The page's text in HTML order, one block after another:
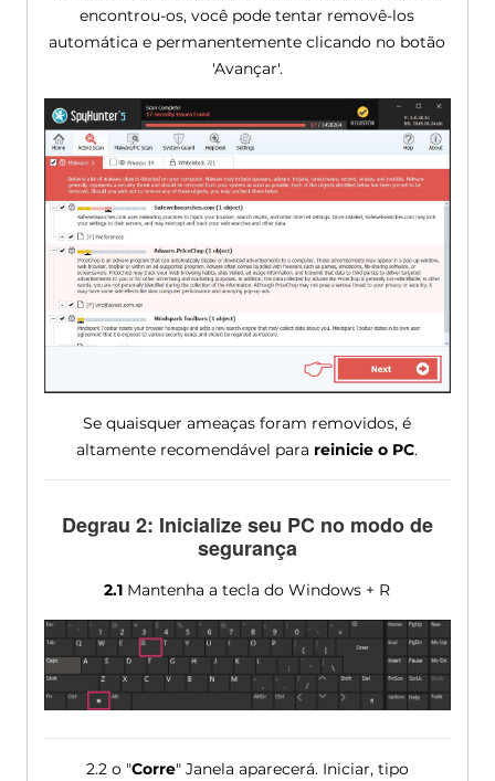
encontrou-os, você pode tentar removê-los
automática e permanentemente clicando no botão
'Avançar'.
Se quaisquer ameaças foram removidos, é
altamente recomendável para reinicie o PC.
Degrau 2: Inicialize seu PC no modo de
segurança
2.1 Mantenha a tecla do Windows + R
2.2 o "Corre" Janela aparecerá. Iniciar, tipo